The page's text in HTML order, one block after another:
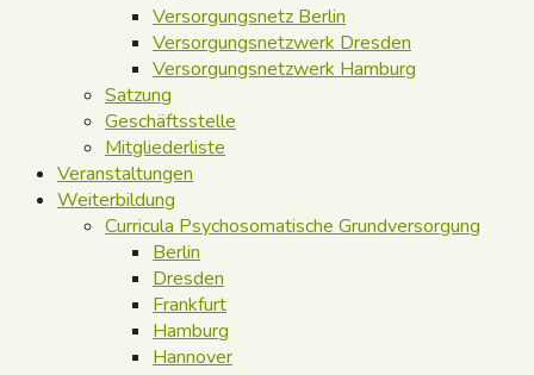
Versorgungsnetz Berlin
Versorgungsnetzwerk Dresden
Versorgungsnetzwerk Hamburg
Satzung
Geschäftsstelle
Mitgliederliste
Veranstaltungen
Weiterbildung
Curricula Psychosomatische Grundversorgung
Berlin
Dresden
Frankfurt
Hamburg
Hannover